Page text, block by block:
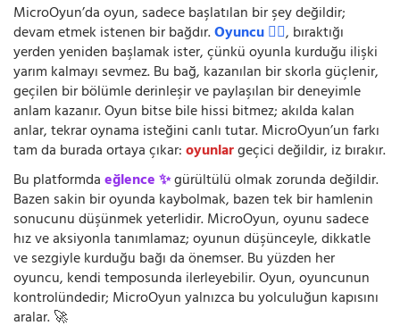
MicroOyun’da oyun, sadece başlatılan bir şey değildir;
devam etmek istenen bir bağdır.Oyuncu 🧍‍♂️, bıraktığı
yerden yeniden başlamak ister, çünkü oyunla kurduğu ilişki
yarım kalmayı sevmez. Bu bağ, kazanılan bir skorla güçlenir,
geçilen bir bölümle derinleşir ve paylaşılan bir deneyimle
anlam kazanır. Oyun bitse bile hissi bitmez; akılda kalan
anlar, tekrar oynama isteğini canlı tutar. MicroOyun’un farkı
tam da burada ortaya çıkar:oyunlargeçici değildir, iz bırakır.
Bu platformdaeğlence ✨gürültülü olmak zorunda değildir.
Bazen sakin bir oyunda kaybolmak, bazen tek bir hamlenin
sonucunu düşünmek yeterlidir. MicroOyun, oyunu sadece
hız ve aksiyonla tanımlamaz; oyunun düşünceyle, dikkatle
ve sezgiyle kurduğu bağı da önemser. Bu yüzden her
oyuncu, kendi temposunda ilerleyebilir. Oyun, oyuncunun
kontrolündedir; MicroOyun yalnızca bu yolculuğun kapısını
aralar. 🚀